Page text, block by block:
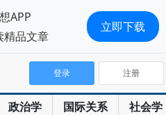
政治学 国际关系 社会学
登录 注册
APP
精品文章
立即下载